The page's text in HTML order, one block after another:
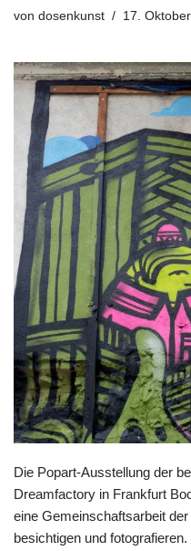
von dosenkunst 17.
Die Popart-Ausstellung der
Dreamfactory in Frankfurt
eine Gemeinschaftsarbeit
besichtigen und